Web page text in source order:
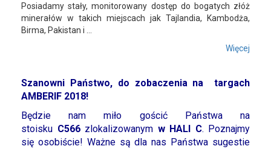
Posiadamy stały, monitorowany dostęp do bogatych złóż
minerałów w takich miejscach jak Tajlandia, Kambodża,
Birma, Pakistan i …
Więcej
Szanowni Państwo, do zobaczenia na targach
AMBERIF 2018!
Będzie nam miło gościć Państwa na
stoisku C566 zlokalizowanym w HALI C. Poznajmy
się osobiście! Ważne są dla nas Państwa sugestie